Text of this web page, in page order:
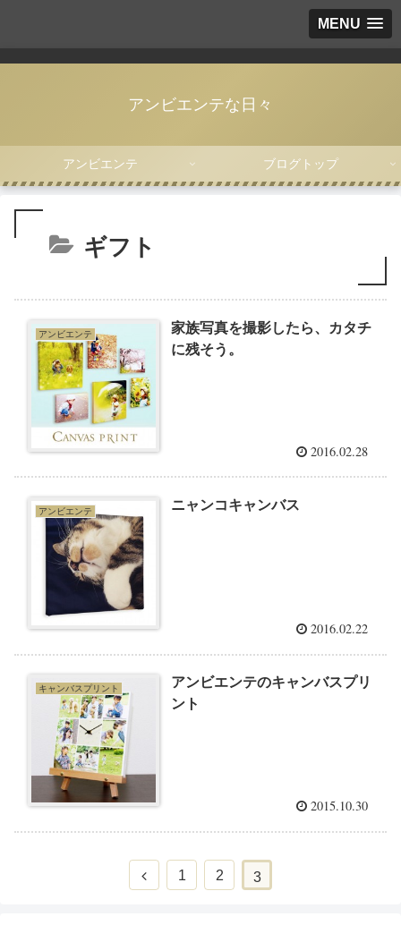
MENU
アンビエンテな日々
アンビエンテ ブログトップ
ギフト
アンビエンテ
家族写真を撮影したら、カタチ
に残そう。
2016.02.28
アンビエンテ ニャンコキャンバス
2016.02.22
キャンバスプリント
アンビエンテのキャンバスプリ
ント
2015.10.30
1 2 3